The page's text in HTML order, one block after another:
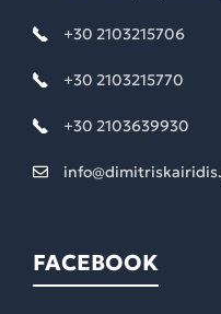
+30 2103215706
+30 2103215770
+30 2103639930
FACEBOOK